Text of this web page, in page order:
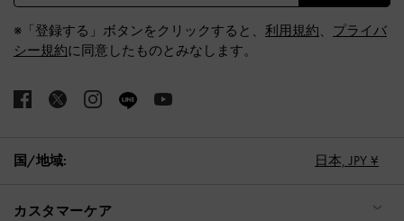
※「登録する」ボタンをクリックすると、 利用規約、 プライバ
シー規約に同意したものとみなします。
国/地域: 日本, JPY ¥
カスタマーケア